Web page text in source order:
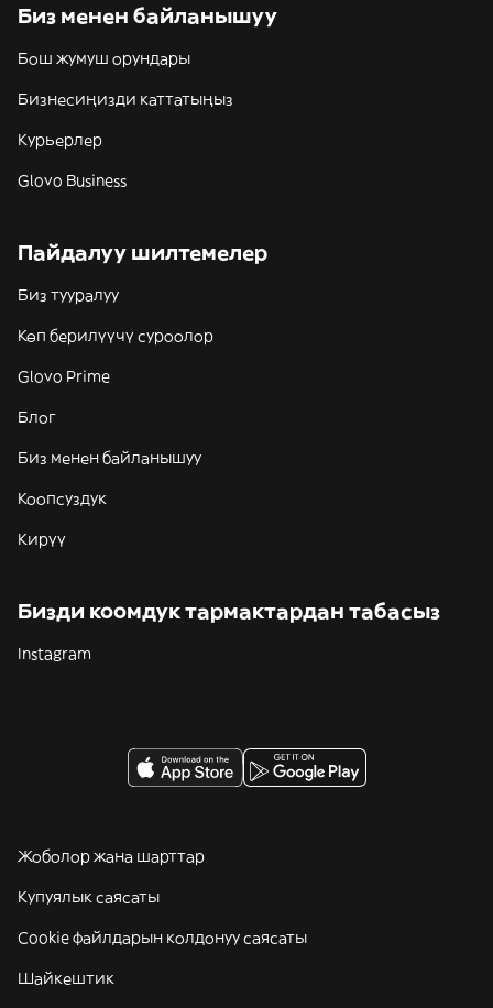
Биз менен байланышуу
Бош жумуш орундары
Бизнесиңизди каттатыңыз
Курьерлер
Glovo Business
Пайдалуу шилтемелер
Биз тууралуу
Көп берилүүчү суроолор
Glovo Prime
Блог
Биз менен байланышуу
Коопсуздук
Кирүү
Бизди коомдук тармактардан табасыз
Instagram
Жоболор жана шарттар
Купуялык саясаты
Cookie файлдарын колдонуу саясаты
Шайкештик